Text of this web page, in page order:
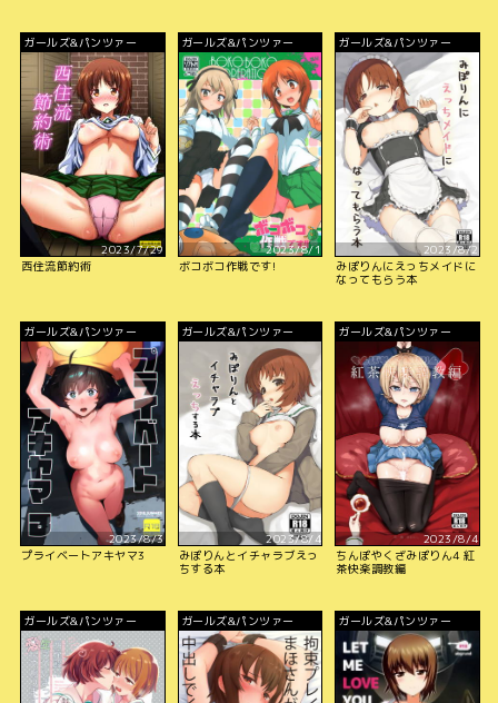
ガールズ&パンツァー
2023/7/29
西住流節約術
ガールズ&パンツァー
2023/8/1
ボコボコ作戦です!
ガールズ&パンツァー
2023/8/2
みぽりんにえっちメイドに
なってもらう本
ガールズ&パンツァー
2023/8/3
プライベートアキヤマ3
ガールズ&パンツァー
2023/8/4
みぽりんとイチャラブえっ
ちする本
ガールズ&パンツァー
2023/8/4
ちんぽやくざみぽりん4 紅
茶快楽調教編
ガールズ&パンツァー ガールズ&パンツァー ガールズ&パンツァー